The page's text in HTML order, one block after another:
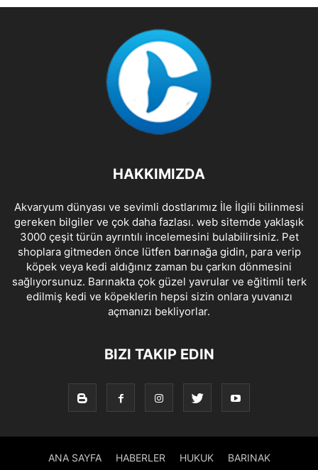
HAKKIMIZDA
Akvaryum dünyası ve sevimli dostlarımız İle İlgili bilinmesi
gereken bilgiler ve çok daha fazlası. web sitemde yaklaşık
3000 çeşit türün ayrıntılı incelemesini bulabilirsiniz. Pet
shoplara gitmeden önce lütfen barınağa gidin, para verip
köpek veya kedi aldığınız zaman bu çarkın dönmesini
sağlıyorsunuz. Barınakta çok güzel yavrular ve eğitimli terk
edilmiş kedi ve köpeklerin hepsi sizin onlara yuvanızı
açmanızı bekliyorlar.
BIZI TAKIP EDIN
ANA SAYFA HABERLER HUKUK BARINAK